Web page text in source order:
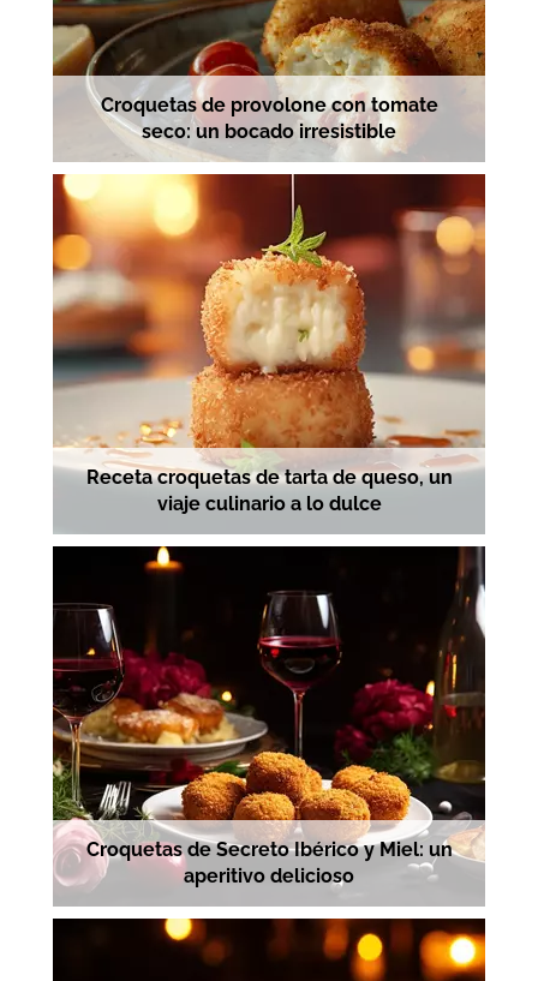
Croquetas de provolone con tomate
seco: un bocado irresistible
Receta croquetas de tarta de queso, un
viaje culinario a lo dulce
Croquetas de Secreto Ibérico y Miel: un
aperitivo delicioso